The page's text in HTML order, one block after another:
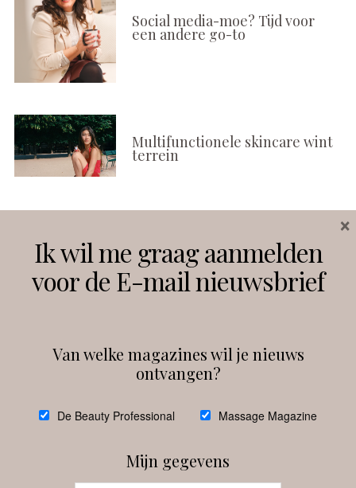
Social media-moe? Tijd voor
een andere go-to
Multifunctionele skincare wint
terrein
Instagram Facebook
debeautyprofessional
Ik wil me graag aanmelden
voor de E-mail nieuwsbrief
Van welke magazines wil je nieuws
ontvangen?
De Beauty Professional Massage Magazine
Mijn gegevens
×